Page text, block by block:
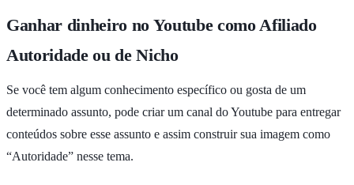
Ganhar dinheiro no Youtube como Afiliado
Autoridade ou de Nicho
Se você tem algum conhecimento específico ou gosta de um
determinado assunto, pode criar um canal do Youtube para entregar
conteúdos sobre esse assunto e assim construir sua imagem como
“Autoridade” nesse tema.